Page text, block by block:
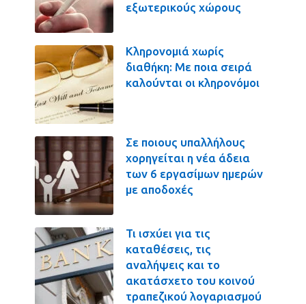
εξωτερικούς χώρους
Κληρονομιά χωρίς
διαθήκη: Με ποια σειρά
καλούνται οι κληρονόμοι
Σε ποιους υπαλλήλους
χορηγείται η νέα άδεια
των 6 εργασίμων ημερών
με αποδοχές
Τι ισχύει για τις
καταθέσεις, τις
αναλήψεις και το
ακατάσχετο του κοινού
τραπεζικού λογαριασμού